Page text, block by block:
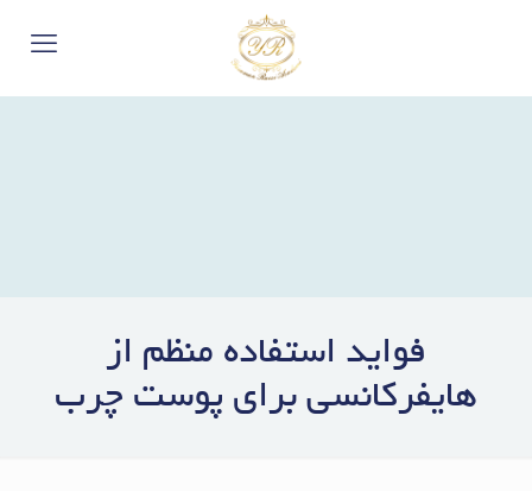
فواید استفاده منظم از
هایفرکانسی برای پوست چرب